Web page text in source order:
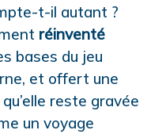
t-il autant ?
réinventé
bases du jeu
et offert une
reste gravée
un voyage